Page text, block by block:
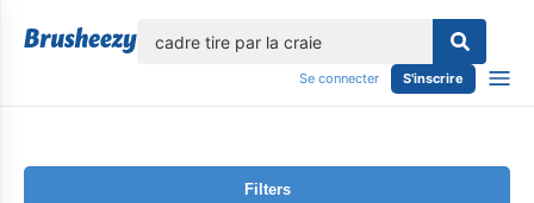
Se connecter S'inscrire
Filters